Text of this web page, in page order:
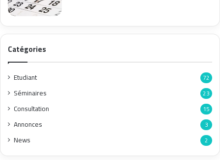
Catégories
Etudiant 72
Séminaires 23
Consultation 15
Annonces 3
News 2